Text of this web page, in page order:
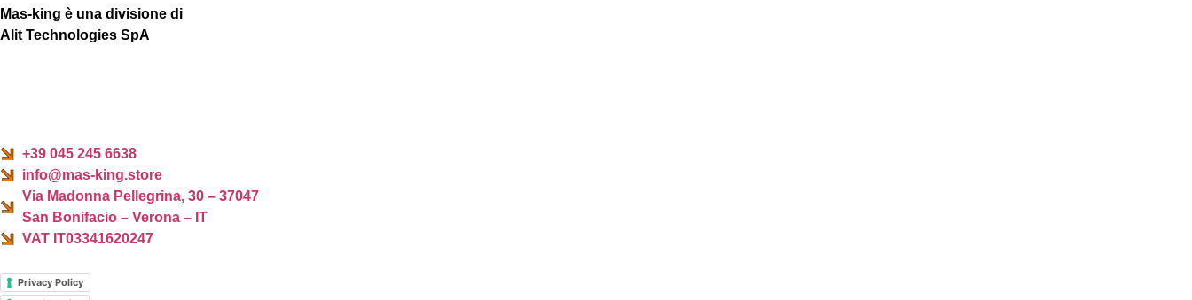
Mas-king è una divisione di
Alit Technologies SpA
+39 045 245 6638
info@mas-king.store
Via Madonna Pellegrina, 30 – 37047
San Bonifacio – Verona – IT
VAT IT03341620247
Privacy Policy